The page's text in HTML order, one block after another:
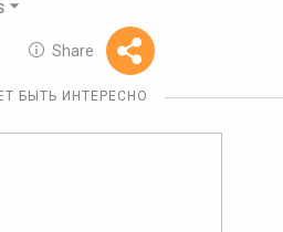
Share
Reward
10 GOLOS
БЫТЬ ИНТЕРЕСНО